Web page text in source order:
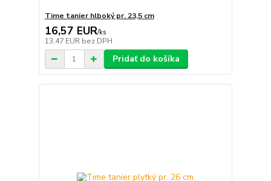
Time tanier hlboký pr. 23,5 cm
16,57 EUR/ks
13,47 EUR bez DPH
Pridať do košíka